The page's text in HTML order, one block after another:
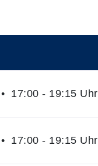
17:00 - 19:15 Uhr
17:00 - 19:15 Uhr